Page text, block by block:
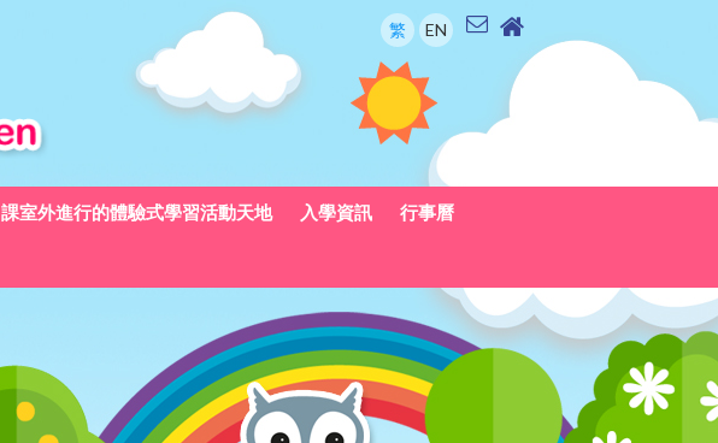
繁 EN
課室外進行的體驗式學習活動天地 入學資訊 行事曆